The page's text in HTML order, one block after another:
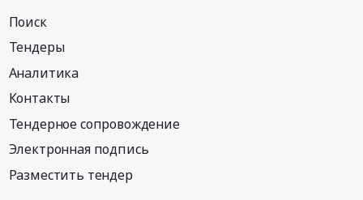
Поиск
Тендеры
Аналитика
Контакты
Тендерное сопровождение
Электронная подпись
Разместить тендер